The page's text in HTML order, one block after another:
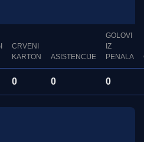
CRVENI
KARTON
ASISTENCIJE
GOLOVI
IZ
PENALA
0 0 0